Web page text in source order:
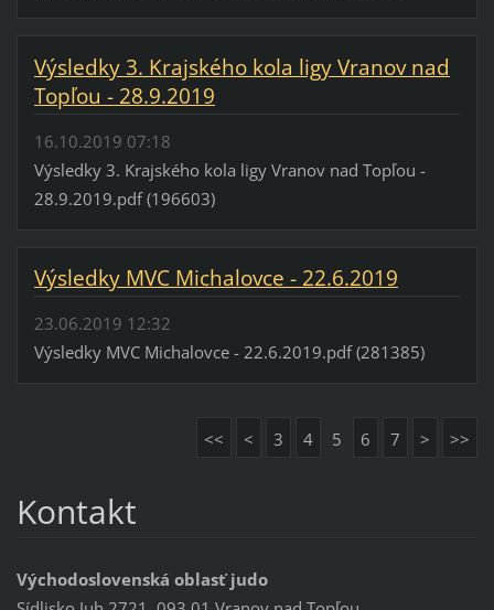
Výsledky 3. Krajského kola ligy Vranov nad
Topľou - 28.9.2019
16.10.2019 07:18
Výsledky 3. Krajského kola ligy Vranov nad Topľou -
28.9.2019.pdf (196603)
Výsledky MVC Michalovce - 22.6.2019
23.06.2019 12:32
Výsledky MVC Michalovce - 22.6.2019.pdf (281385)
<< < 3 4 5 6 7 > >>
Kontakt
Východoslovenská oblasť judo